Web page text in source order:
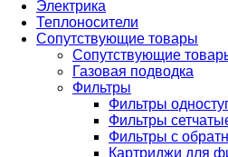
Электрика
Теплоносители
Сопутствующие товары
Сопутствующие
Газовая подводка
Фильтры
Фильтры
Фильтры
Фильтры с
Картриджи для